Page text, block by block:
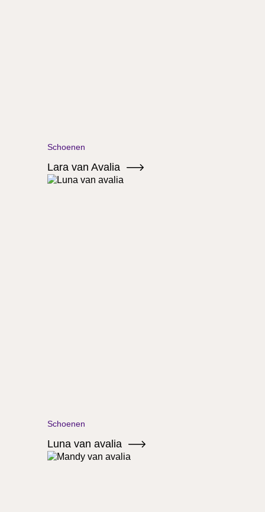
Schoenen
Lara van Avalia
Schoenen
Luna van avalia